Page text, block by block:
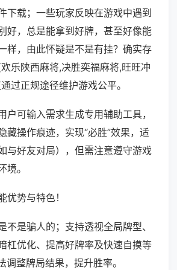
下载；一些玩家反映在游戏中遇到
好，总是能拿到好牌，甚至好像能
样，由此怀疑是不是有挂？确实存
乐陕西麻将,决胜奕福麻将,旺旺冲
过正规途径维护游戏公平。
户可输入需求生成专用辅助工具，
藏操作痕迹，实现“必胜”效果，适
与好友对局），但需注意遵守游戏
境。
优势与特色！
不是骗人的；支持透视全局牌型、
杠优化、提高好牌率及快速自摸等
调整牌局结果，提升胜率。